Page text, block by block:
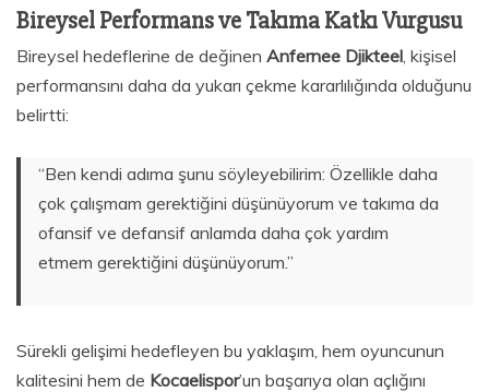
Bireysel Performans ve Takıma Katkı Vurgusu
Bireysel hedeflerine de değinen Anfernee Djikteel , kişisel
performansını daha da yukarı çekme kararlılığında olduğunu
belirtti:
“Ben kendi adıma şunu söyleyebilirim: Özellikle daha
çok çalışmam gerektiğini düşünüyorum ve takıma da
ofansif ve defansif anlamda daha çok yardım
etmem gerektiğini düşünüyorum.”
Sürekli gelişimi hedefleyen bu yaklaşım, hem oyuncunun
kalitesini hem de Kocaelispor’un başarıya olan açlığını